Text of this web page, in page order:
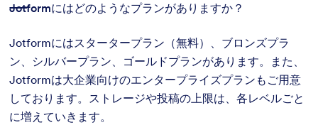
Jotformにはどのようなプランがありますか？
Jotformにはスタータープラン（無料）、ブロンズプラ
ン、シルバープラン、ゴールドプランがあります。また、
Jotformは大企業向けのエンタープライズプランもご用意
しております。ストレージや投稿の上限は、各レベルごと
に増えていきます。